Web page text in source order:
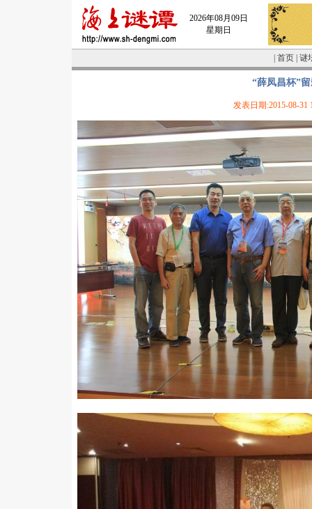
2026年08月09日
星期日
首页 谜
“薛凤昌杯”
发表日期:2015-08-31